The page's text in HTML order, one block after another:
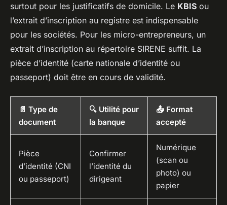
surtout pour les justificatifs de domicile. Le KBIS ou
l’extrait d’inscription au registre est indispensable
pour les sociétés. Pour les micro-entrepreneurs, un
extrait d’inscription au répertoire SIRENE suffit. La
pièce d’identité (carte nationale d’identité ou
passeport) doit être en cours de validité.
📄 Type de
document
🔍 Utilité pour
la banque
📤 Format
accepté
Pièce
d’identité (CNI
ou passeport)
Confirmer
l’identité du
dirigeant
Numérique
(scan ou
photo) ou
papier